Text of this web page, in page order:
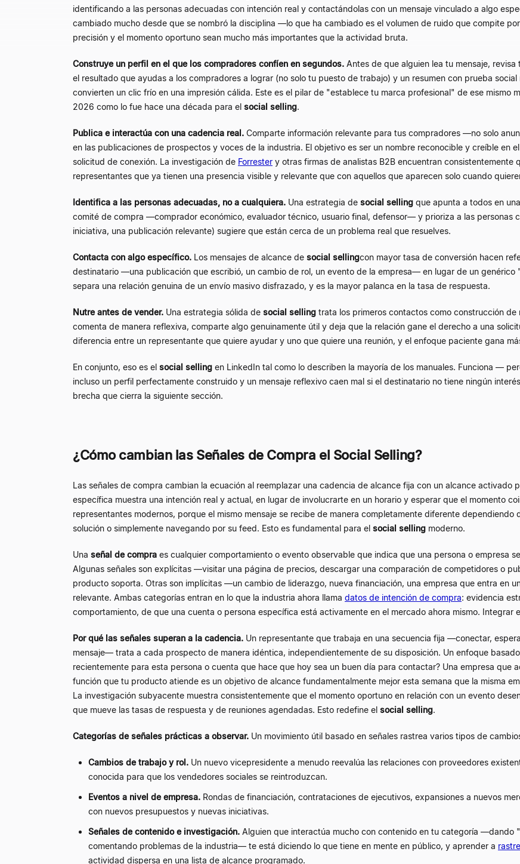
identificando a las personas adecuadas con intención real y contactándolas con un mensaje vinculado a algo
cambiado mucho desde que se nombró la disciplina —lo que ha cambiado es el volumen de ruido que compite
precisión y el momento oportuno sean mucho más importantes que la actividad bruta.
Construye un perfil en el que los compradores confíen en segundos. Antes de que alguien lea tu mensaje,
el resultado que ayudas a los compradores a lograr (no solo tu puesto de trabajo) y un resumen con prueba
convierten un clic frío en una impresión cálida. Este es el pilar de "establece tu marca profesional" de ese mismo
2026 como lo fue hace una década para el social selling.
Publica e interactúa con una cadencia real. Comparte información relevante para tus compradores —no solo
en las publicaciones de prospectos y voces de la industria. El objetivo es ser un nombre reconocible y creíble en
solicitud de conexión. La investigación de Forrester y otras firmas de analistas B2B encuentran
representantes que ya tienen una presencia visible y relevante que con aquellos que aparecen solo cuando
Identifica a las personas adecuadas, no a cualquiera. Una estrategia de social selling que apunta a todos en
comité de compra —comprador económico, evaluador técnico, usuario final, defensor— y prioriza a las personas
iniciativa, una publicación relevante) sugiere que están cerca de un problema real que resuelves.
Contacta con algo específico. Los mensajes de alcance de social sellingcon mayor tasa de conversión hacen
destinatario —una publicación que escribió, un cambio de rol, un evento de la empresa— en lugar de un
separa una relación genuina de un envío masivo disfrazado, y es la mayor palanca en la tasa de respuesta.
Nutre antes de vender. Una estrategia sólida de social selling trata los primeros contactos como construcción
comenta de manera reflexiva, comparte algo genuinamente útil y deja que la relación gane el derecho a una
diferencia entre un representante que quiere ayudar y uno que quiere una reunión, y el enfoque paciente gana
En conjunto, eso es el social selling en LinkedIn tal como lo describen la mayoría de los manuales. Funciona —
incluso un perfil perfectamente construido y un mensaje reflexivo caen mal si el destinatario no tiene ningún
brecha que cierra la siguiente sección.
¿Cómo cambian las Señales de Compra el Social Selling?
Las señales de compra cambian la ecuación al reemplazar una cadencia de alcance fija con un alcance
específica muestra una intención real y actual, en lugar de involucrarte en un horario y esperar que el momento
representantes modernos, porque el mismo mensaje se recibe de manera completamente diferente
solución o simplemente navegando por su feed. Esto es fundamental para el social selling moderno.
Una señal de compra es cualquier comportamiento o evento observable que indica que una persona o empresa
Algunas señales son explícitas —visitar una página de precios, descargar una comparación de competidores o
producto soporta. Otras son implícitas —un cambio de liderazgo, nueva financiación, una empresa que entra en
relevante. Ambas categorías entran en lo que la industria ahora llama datos de intención de compra: evidencia
comportamiento, de que una cuenta o persona específica está activamente en el mercado ahora mismo. Integrar
Por qué las señales superan a la cadencia. Un representante que trabaja en una secuencia fija —conectar,
mensaje— trata a cada prospecto de manera idéntica, independientemente de su disposición. Un enfoque
recientemente para esta persona o cuenta que hace que hoy sea un buen día para contactar? Una empresa que
función que tu producto atiende es un objetivo de alcance fundamentalmente mejor esta semana que la misma
La investigación subyacente muestra consistentemente que el momento oportuno en relación con un evento
que mueve las tasas de respuesta y de reuniones agendadas. Esto redefine el social selling.
Categorías de señales prácticas a observar. Un movimiento útil basado en señales rastrea varios tipos de
Cambios de trabajo y rol. Un nuevo vicepresidente a menudo reevalúa las relaciones con proveedores
conocida para que los vendedores sociales se reintroduzcan.
Eventos a nivel de empresa. Rondas de financiación, contrataciones de ejecutivos, expansiones a nuevos
con nuevos presupuestos y nuevas iniciativas.
Señales de contenido e investigación. Alguien que interactúa mucho con contenido en tu categoría —dando
comentando problemas de la industria— te está diciendo lo que tiene en mente en público, y aprender a
actividad dispersa en una lista de alcance programado.